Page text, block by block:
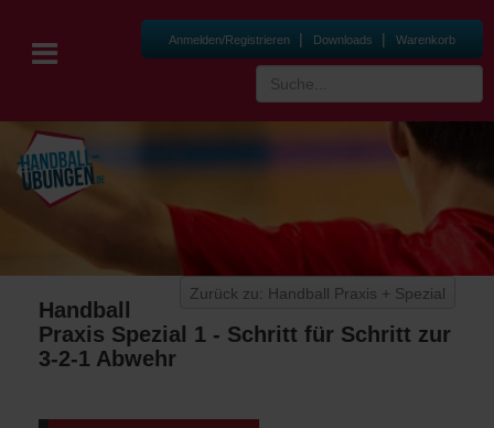
Anmelden/Registrieren | Downloads | Warenkorb
Zurück zu: Handball Praxis + Spezial
Handball
Praxis Spezial 1 - Schritt für Schritt zur
3-2-1 Abwehr